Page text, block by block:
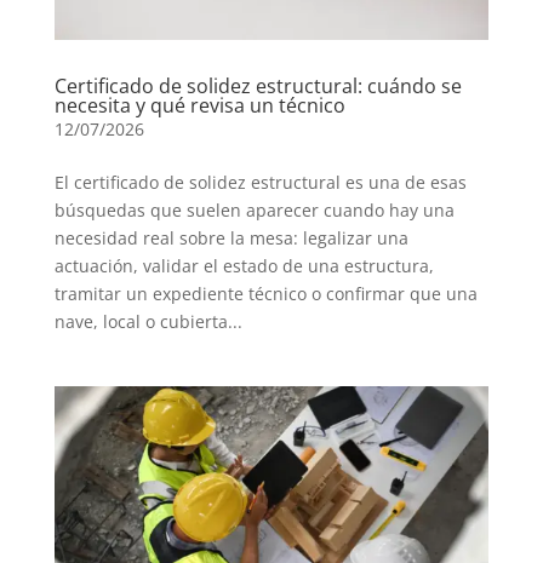
Certificado de solidez estructural: cuándo se
necesita y qué revisa un técnico
12/07/2026
El certificado de solidez estructural es una de esas
búsquedas que suelen aparecer cuando hay una
necesidad real sobre la mesa: legalizar una
actuación, validar el estado de una estructura,
tramitar un expediente técnico o confirmar que una
nave, local o cubierta...